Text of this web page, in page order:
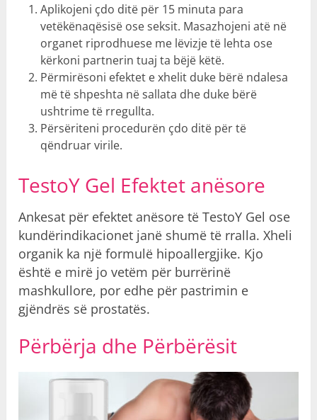
Aplikojeni çdo ditë për 15 minuta para
vetëkënaqësisë ose seksit. Masazhojeni atë në
organet riprodhuese me lëvizje të lehta ose
kërkoni partnerin tuaj ta bëjë këtë.
Përmirësoni efektet e xhelit duke bërë ndalesa
më të shpeshta në sallata dhe duke bërë
ushtrime të rregullta.
Përsëriteni procedurën çdo ditë për të
qëndruar virile.
TestoY Gel Efektet anësore
Ankesat për efektet anësore të TestoY Gel ose
kundërindikacionet janë shumë të rralla. Xheli
organik ka një formulë hipoallergjike. Kjo
është e mirë jo vetëm për burrërinë
mashkullore, por edhe për pastrimin e
gjëndrës së prostatës.
Përbërja dhe Përbërësit